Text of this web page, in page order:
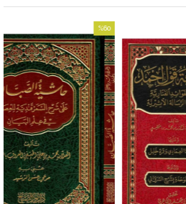
İndirim
%60İndirim